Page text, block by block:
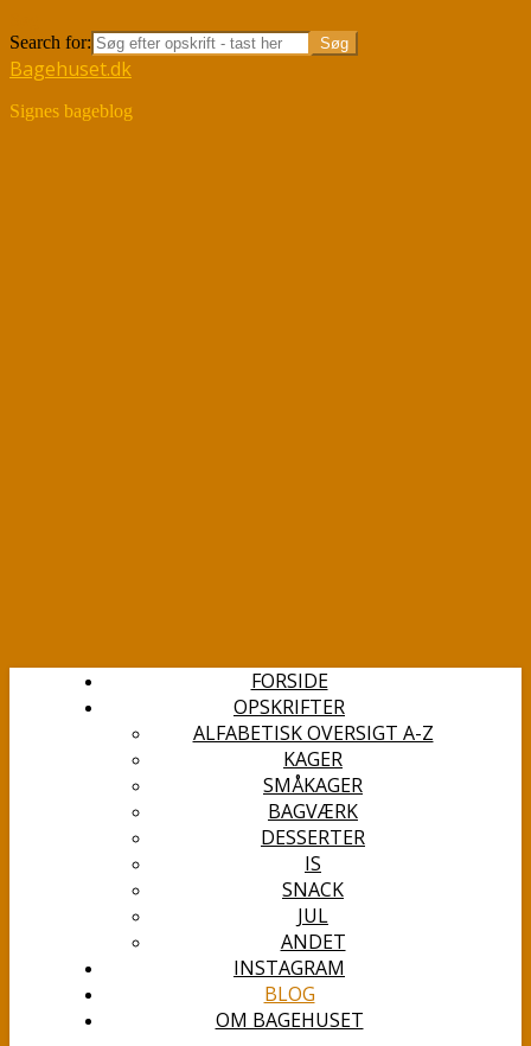
Search for:
Bagehuset.dk
Signes bageblog
FORSIDE
OPSKRIFTER
ALFABETISK OVERSIGT A-Z
KAGER
SMÅKAGER
BAGVÆRK
DESSERTER
IS
SNACK
JUL
ANDET
INSTAGRAM
BLOG
OM BAGEHUSET